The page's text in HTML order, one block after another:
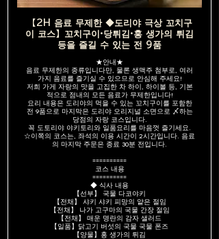
【2H 음료 무제한 ◆도리야 극상 꼬치구
이 코스】꼬치구이·당튀김·홍 생가의 튀김
등을 즐길 수 있는 전 9품
★안내★
음료 무제한의 종류입니다만, 물론 생맥주 첨부로, 여러
가지 음료를 즐기실 수 있으므로 안심해 주세요!
저희 가게 자랑의 맛을 고집한 차 하이, 하이볼 등, 기본
적으로 점내의 모든 음료가 무제한입니다!
요리 내용은 도리야의 먹을 수 있는 꼬치구이를 포함한
전 9품으로 마지막은 도리야 오리지널 소면으로 〆하는
당점의 자랑 코스입니다.
꼭 도토리야 야키토리와 일품요리를 마음껏 즐기세요.
☆이쪽의 코스는, 좌석의 이용 시간이 2시간입니다. 음료
의 마지막 주문은 종료 30분 전입니다.
==========
코스 내용
==========
◆ 식사 내용
【선부】 국물 다코야키
【전채】 샤키 샤키 피망의 얕은 절임
【전채】 나가 고구마의 국물 간장 절임
【전채】 매운 명란의 감자 샐러드
【일품】닭고기 버섯의 국물 국물 폰즈
【양물】홍 생가의 튀김